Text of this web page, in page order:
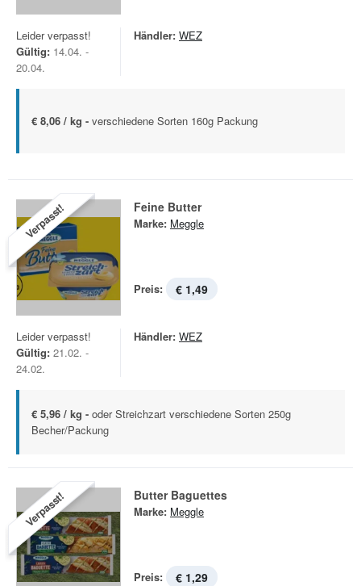
Leider verpasst!
Gültig: 14.04. -
20.04.
Händler: WEZ
€ 8,06 / kg - verschiedene Sorten 160g Packung
Verpasst! Feine Butter
Marke: Meggle
Preis: € 1,49
Leider verpasst!
Gültig: 21.02. -
24.02.
Händler: WEZ
€ 5,96 / kg - oder Streichzart verschiedene Sorten 250g
Becher/Packung
Verpasst! Butter Baguettes
Marke: Meggle
Preis: € 1,29